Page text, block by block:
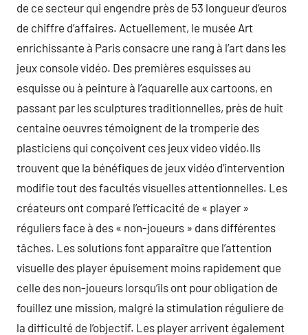
de ce secteur qui engendre près de 53 longueur d’euros
de chiffre d’affaires. Actuellement, le musée Art
enrichissante à Paris consacre une rang à l’art dans les
jeux console vidéo. Des premières esquisses au
esquisse ou à peinture à l’aquarelle aux cartoons, en
passant par les sculptures traditionnelles, près de huit
centaine oeuvres témoignent de la tromperie des
plasticiens qui conçoivent ces jeux video vidéo.Ils
trouvent que la bénéfiques de jeux vidéo d’intervention
modifie tout des facultés visuelles attentionnelles. Les
créateurs ont comparé l’efficacité de « player »
réguliers face à des « non-joueurs » dans différentes
tâches. Les solutions font apparaître que l’attention
visuelle des player épuisement moins rapidement que
celle des non-joueurs lorsqu’ils ont pour obligation de
fouillez une mission, malgré la stimulation réguliere de
la difficulté de l’objectif. Les player arrivent également